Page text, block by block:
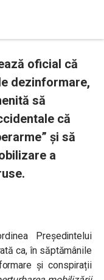
oficial că
dezinformare,
să
că
și să
a
Președintelui
ca, în săptămânile
și conspirații